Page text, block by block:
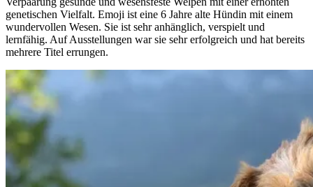
genetischen Vielfalt. Emoji ist eine 6 Jahre alte Hündin mit einem
wundervollen Wesen. Sie ist sehr anhänglich, verspielt und
lernfähig. Auf Ausstellungen war sie sehr erfolgreich und hat bereits
mehrere Titel errungen.